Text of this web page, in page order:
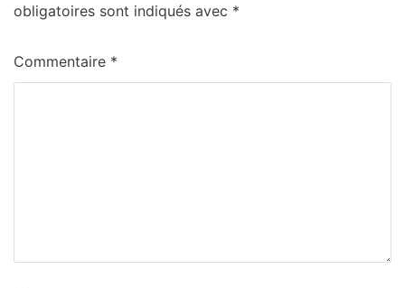
obligatoires sont indiqués avec *
Commentaire *